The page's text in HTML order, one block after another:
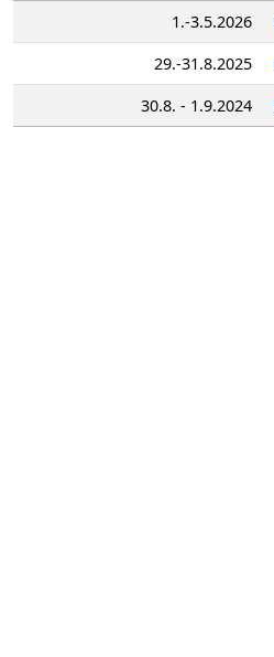
1.-3.5.2026
29.-31.8.2025
30.8. - 1.9.2024